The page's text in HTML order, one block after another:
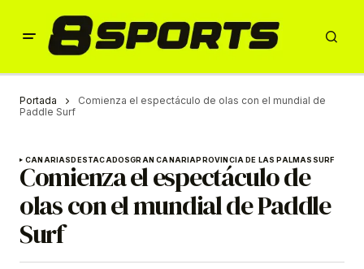
Portada
Comienza el espectáculo de olas con el mundial de
Paddle Surf
CANARIASDESTACADOSGRAN CANARIAPROVINCIA DE LAS PALMAS SURF
Comienza el espectáculo de
olas con el mundial de Paddle
Surf